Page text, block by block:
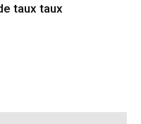
taux taux